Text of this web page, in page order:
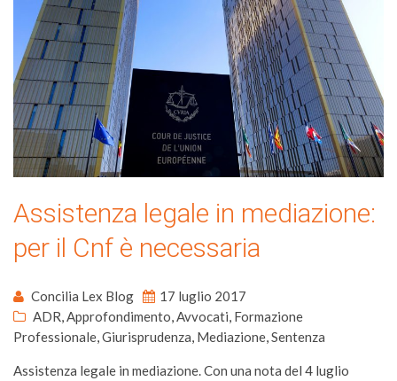
Assistenza legale in mediazione:
per il Cnf è necessaria
Concilia Lex Blog
17 luglio 2017
ADR,Approfondimento,Avvocati, Formazione
Professionale,Giurisprudenza, Mediazione,Sentenza
Assistenza legale in mediazione. Con una nota del 4 luglio